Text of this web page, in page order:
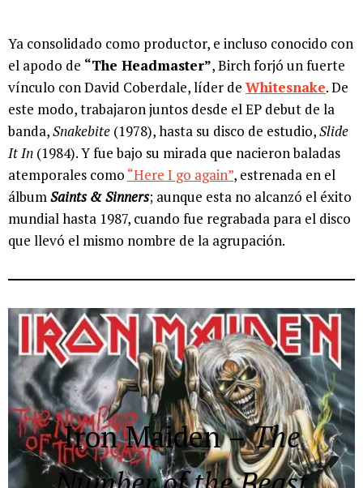
Ya consolidado como productor, e incluso conocido con
el apodo de “The Headmaster”, Birch forjó un fuerte
vínculo con David Coberdale, líder de Whitesnake. De
este modo, trabajaron juntos desde el EP debut de la
banda,Snakebite (1978), hasta su disco de estudio,Slide
It In (1984). Y fue bajo su mirada que nacieron baladas
atemporales como “Here I go again”, estrenada en el
álbumSaints & Sinners; aunque esta no alcanzó el éxito
mundial hasta 1987, cuando fue regrabada para el disco
que llevó el mismo nombre de la agrupación.
Iron Maiden–The